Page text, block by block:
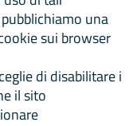
una
sui browser
di disabilitare i
il sito